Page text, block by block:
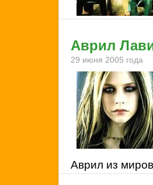
Аврил
29 июня 2005 года
Аврил из